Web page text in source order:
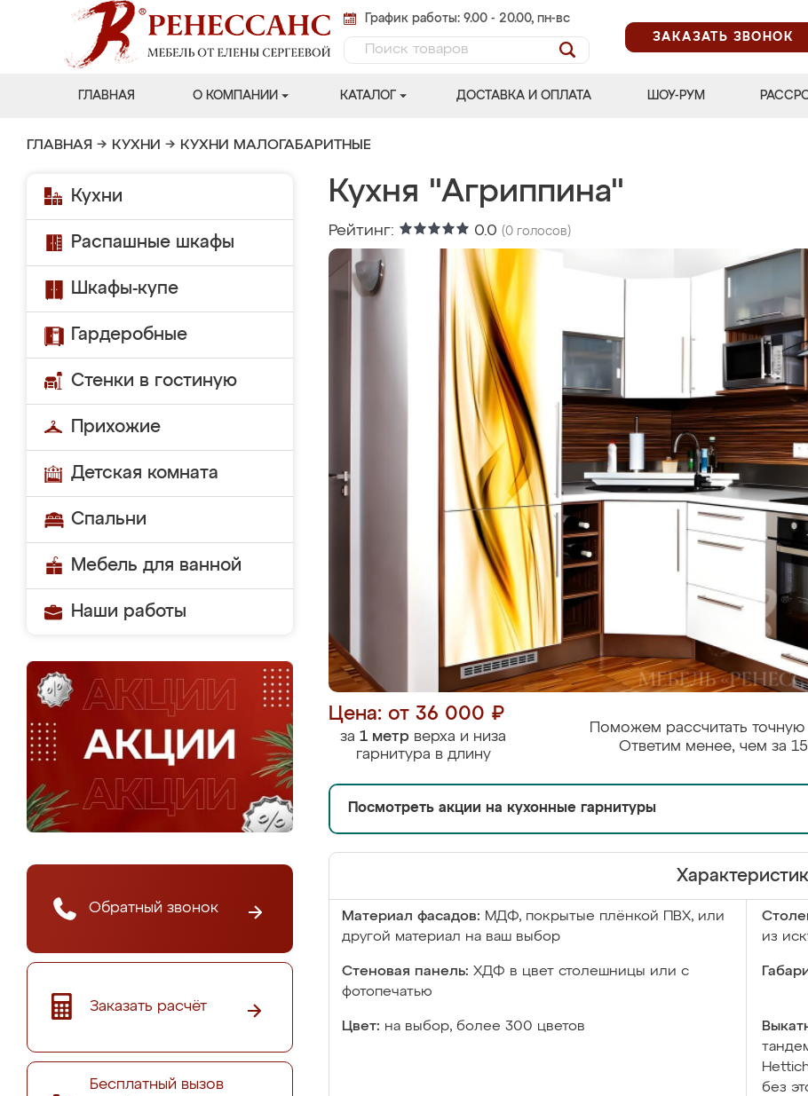
График работы: 9.00 - 20.00, пн-вс
ЗАКАЗАТЬ ЗВОНОК
ГЛАВНАЯ О КОМПАНИИ КАТАЛОГ ДОСТАВКА И ОПЛАТА ШОУ-РУМ
ГЛАВНАЯ → КУХНИ → КУХНИ МАЛОГАБАРИТНЫЕ
Кухни
Распашные шкафы
Шкафы-купе
Гардеробные
Стенки в гостиную
Прихожие
Детская комната
Спальни
Мебель для ванной
Наши работы
Обратный звонок
Заказать расчёт
Бесплатный вызов
Кухня "Агриппина"
Рейтинг: 0.0 (0 голосов)
Цена: от 36 000 ₽
за 1 метр верха и низа
гарнитура в длину
Поможем рассчитать точную
Ответим менее, чем за
Посмотреть акции на кухонные гарнитуры
Материал фасадов: МДФ, покрытые плёнкой ПВХ, или
другой материал на ваш выбор
из
Стеновая панель: ХДФ в цвет столешницы или с
фотопечатью
Цвет: на выбор, более 300 цветов
без